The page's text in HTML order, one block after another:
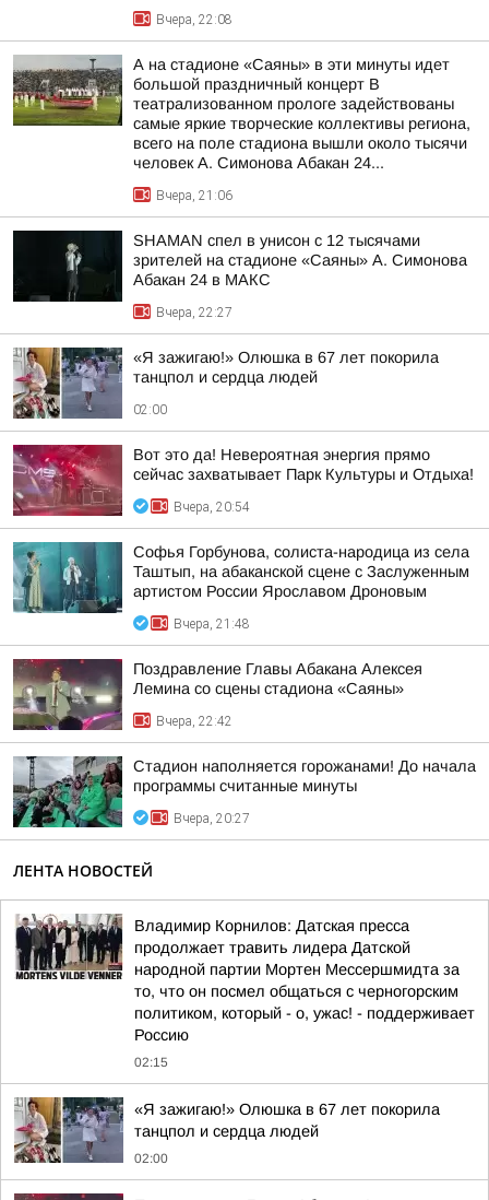
Вчера, 22:08
А на стадионе «Саяны» в эти минуты идет
большой праздничный концерт В
театрализованном прологе задействованы
самые яркие творческие коллективы региона,
всего на поле стадиона вышли около тысячи
человек А. Симонова Абакан 24...
Вчера, 21:06
SHAMAN спел в унисон с 12 тысячами
зрителей на стадионе «Саяны» А. Симонова
Абакан 24 в МАКС
Вчера, 22:27
«Я зажигаю!» Олюшка в 67 лет покорила
танцпол и сердца людей
02:00
Вот это да! Невероятная энергия прямо
сейчас захватывает Парк Культуры и Отдыха!
Вчера, 20:54
Софья Горбунова, солиста-народица из села
Таштып, на абаканской сцене с Заслуженным
артистом России Ярославом Дроновым
Вчера, 21:48
Поздравление Главы Абакана Алексея
Лемина со сцены стадиона «Саяны»
Вчера, 22:42
Стадион наполняется горожанами! До начала
программы считанные минуты
Вчера, 20:27
ЛЕНТА НОВОСТЕЙ
Владимир Корнилов: Датская пресса
продолжает травить лидера Датской
народной партии Мортен Мессершмидта за
то, что он посмел общаться с черногорским
политиком, который - о, ужас! - поддерживает
Россию
02:15
«Я зажигаю!» Олюшка в 67 лет покорила
танцпол и сердца людей
02:00